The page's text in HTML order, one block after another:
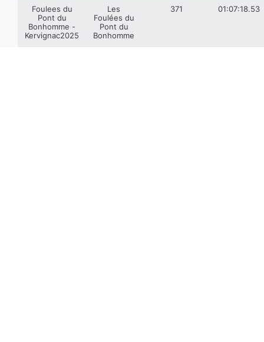
Foulees du
Pont du
Bonhomme -
Kervignac2025
Les
Foulées du
Pont du
Bonhomme
371 01:07:18.53